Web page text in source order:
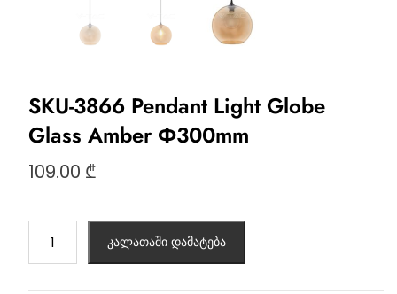
SKU-3866 Pendant Light Globe
Glass Amber Ф300mm
109.00 ₾
კალათაში დამატება